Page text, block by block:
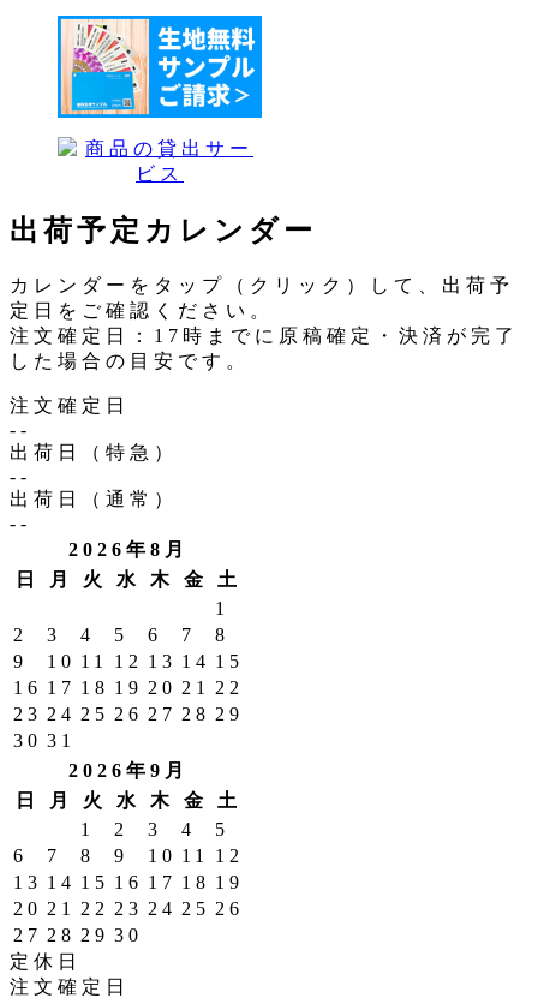
出荷予定カレンダー
カレンダーをタップ（クリック）して、出荷予
定日をご確認ください。
注文確定日：17時までに原稿確定・決済が完了
した場合の目安です。
注文確定日
--
出荷日（特急）
--
出荷日（通常）
--
2026年8月
日
月 火 水 木 金
土
1
2
3 4 5 6 7
8
9
10 11 12 13 14 15
16 17 18 19 20 21
22
23 24 25 26 27 28 29
30 31
2026年9月
日
月 火 水 木 金
土
1
2 3 4
5
6
7 8 9 10 11
12
13 14 15 16 17 18 19
20 21 22 23 24 25 26
27 28 29 30
定休日
注文確定日